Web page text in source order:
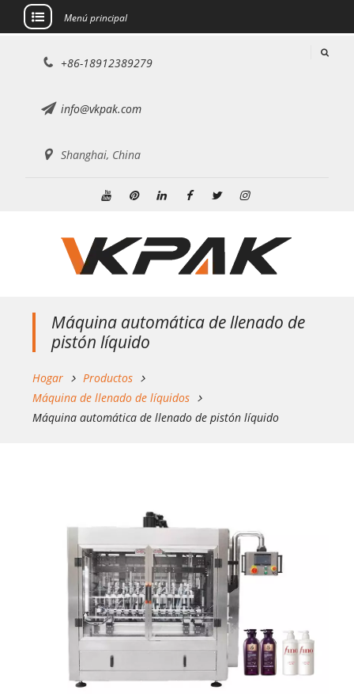
Menú principal
+86-18912389279
info@vkpak.com
Shanghai, China
Máquina automática de llenado de
pistón líquido
Hogar
Productos
Máquina de llenado de líquidos
Máquina automática de llenado de pistón líquido